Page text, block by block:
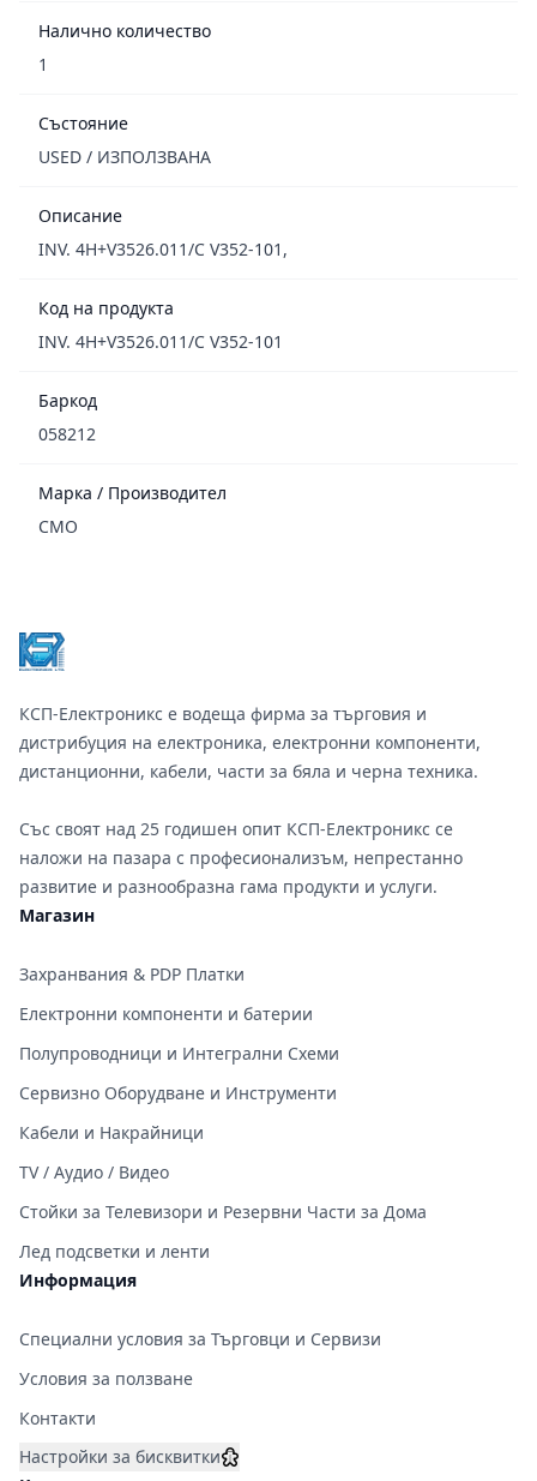
Налично количество
1
Състояние
USED / ИЗПОЛЗВАНА
Описание
INV. 4H+V3526.011/C V352-101,
Код на продукта
INV. 4H+V3526.011/C V352-101
Баркод
058212
Марка / Производител
CMO
КСП-Електроникс е водеща фирма за търговия и
дистрибуция на електроника, електронни компоненти,
дистанционни, кабели, части за бяла и черна техника.
Със своят над 25 годишен опит КСП-Електроникс се
наложи на пазара с професионализъм, непрестанно
развитие и разнообразна гама продукти и услуги.
Магазин
Захранвания & PDP Платки
Електронни компоненти и батерии
Полупроводници и Интегрални Схеми
Сервизно Оборудване и Инструменти
Кабели и Накрайници
TV / Аудио / Видео
Стойки за Телевизори и Резервни Части за Дома
Лед подсветки и ленти
Информация
Специални условия за Търговци и Сервизи
Условия за ползване
Контакти
Настройки за бисквитки